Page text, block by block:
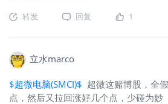
转发 回复 1
立水marco
$超微电脑(SMCI)$ 超微这赌博股，全
点，然后又拉回涨好几个点，少碰为妙